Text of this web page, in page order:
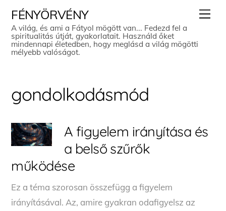
content
FÉNYÖRVÉNY
A világ, és ami a Fátyol mögött van... Fedezd fel a
spiritualitás útját, gyakorlatait. Használd őket
mindennapi életedben, hogy meglásd a világ mögötti
mélyebb valóságot.
gondolkodásmód
A figyelem irányítása és
a belső szűrők
működése
Ez a téma szorosan összefügg a figyelem
irányításával. Az, amire gyakran odafigyelsz az